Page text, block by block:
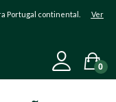
Portugal continental. Ver
0